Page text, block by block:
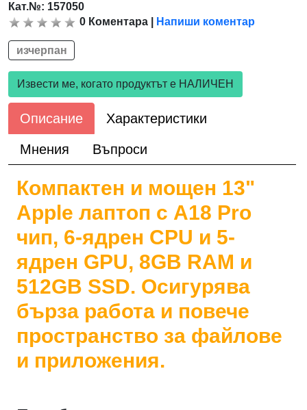
Кат.№: 157050
0 Коментара Напиши коментар
изчерпан
Извести ме, когато продуктът е НАЛИЧЕН
Описание Характеристики
Мнения Въпроси
Компактен и мощен 13"
Apple лаптоп с A18 Pro
чип, 6-ядрен CPU и 5-
ядрен GPU, 8GB RAM и
512GB SSD. Осигурява
бърза работа и повече
пространство за файлове
и приложения.